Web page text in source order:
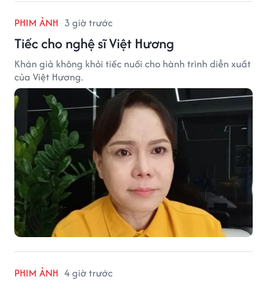
PHIM ẢNH 3 giờ trước
Tiếc cho nghệ sĩ Việt Hương
Khán giả không khỏi tiếc nuối cho hành trình diễn xuất
của Việt Hương.
PHIM ẢNH 4 giờ trước